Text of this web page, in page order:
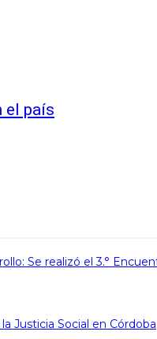
el país
Se realizó el 3.°
Justicia Social en Córdoba